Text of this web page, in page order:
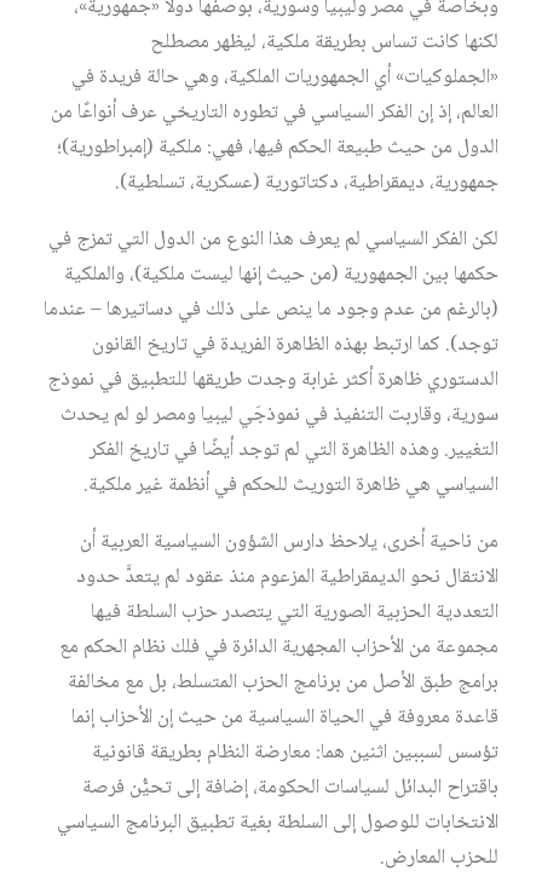
وبخاصة في مصر وليبيا وسورية، بوصفها دولًا «جمهورية»،
لكنها كانت تساس بطريقة ملكية، ليظهر مصطلح
«الجملوكيات» أي الجمهوريات الملكية، وهي حالة فريدة في
العالم، إذ إن الفكر السياسي في تطوره التاريخي عرف أنواعًا من
الدول من حيث طبيعة الحكم فيها، فهي: ملكية (إمبراطورية)؛
جمهورية، ديمقراطية، دكتاتورية (عسكرية، تسلطية).
لكن الفكر السياسي لم يعرف هذا النوع من الدول التي تمزج في
حكمها بين الجمهورية (من حيث إنها ليست ملكية)، والملكية
(بالرغم من عدم وجود ما ينص على ذلك في دساتيرها – عندما
توجد). كما ارتبط بهذه الظاهرة الفريدة في تاريخ القانون
الدستوري ظاهرة أكثر غرابة وجدت طريقها للتطبيق في نموذج
سورية، وقاربت التنفيذ في نموذجَي ليبيا ومصر لو لم يحدث
التغيير. وهذه الظاهرة التي لم توجد أيضًا في تاريخ الفكر
السياسي هي ظاهرة التوريث للحكم في أنظمة غير ملكية.
من ناحية أخرى، يلاحظ دارس الشؤون السياسية العربية أن
الانتقال نحو الديمقراطية المزعوم منذ عقود لم يتعدَّ حدود
التعددية الحزبية الصورية التي يتصدر حزب السلطة فيها
مجموعة من الأحزاب المجهرية الدائرة في فلك نظام الحكم مع
برامج طبق الأصل من برنامج الحزب المتسلط، بل مع مخالفة
قاعدة معروفة في الحياة السياسية من حيث إن الأحزاب إنما
تؤسس لسببين اثنين هما: معارضة النظام بطريقة قانونية
باقتراح البدائل لسياسات الحكومة، إضافة إلى تحيُّن فرصة
الانتخابات للوصول إلى السلطة بغية تطبيق البرنامج السياسي
للحزب المعارض.